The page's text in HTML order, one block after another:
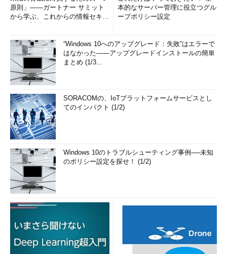
原則」――ガートナー サミット
から学ぶ、これからの情報セキュ
本的なサーバー管理に役立つグル
ープポリシー設定
“Windows 10へのアップグレード：失敗”はエラーで
はなかった――アップグレードインストールの簡単
まとめ (1/3...
SORACOMの、IoTプラットフォームサービスとし
てのインパクト (1/2)
Windows 10のトラブルシューティング事例──未知
のポリシー設定を探せ！ (1/2)